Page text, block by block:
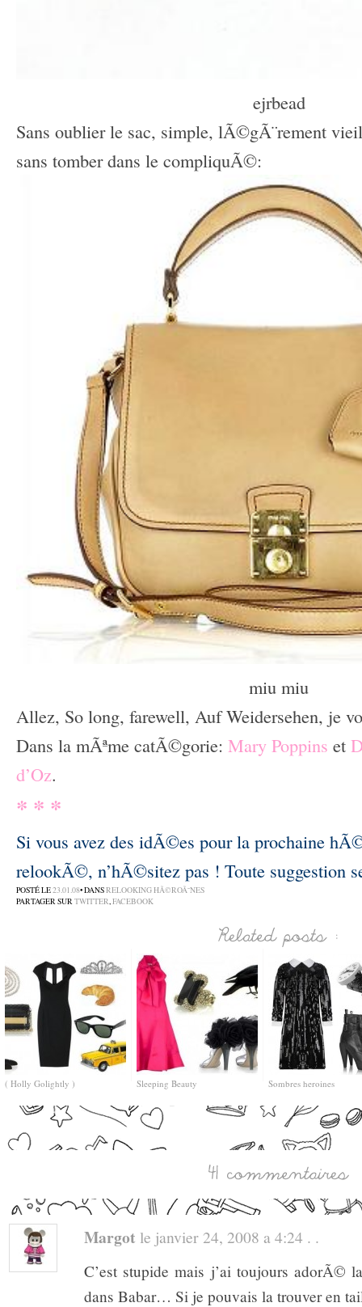
ejrbead
Sans oublier le sac, simple, lÃ©gÃ¨rement
sans tomber dans le compliquÃ©:
miu miu
Allez, So long, farewell, Auf Weidersehen, je
Dans la mÃªme catÃ©gorie: Mary Poppins et
d’Oz.
* * *
Si vous avez des idÃ©es pour la prochaine
relookÃ©, n’hÃ©sitez pas ! Toute suggestion
POSTÉ LE23.01.08• DANSRELOOKING HÃ©ROÃ¯NES
PARTAGER SURTWITTER,FACEBOOK
( Holly Golightly ) Sleeping Beauty Sombres heroines
Margot le janvier 24, 2008 a 4:24 . .
C’est stupide mais j’ai toujours adorÃ©
dans Babar… Si je pouvais la trouver en